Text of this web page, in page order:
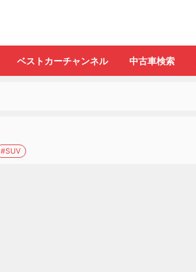
ベストカーチャンネル 中古車検索
#SUV